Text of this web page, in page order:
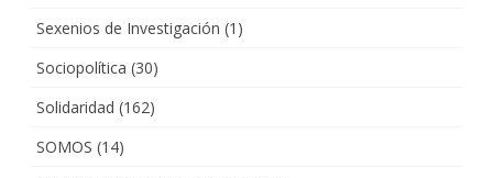
Sexenios de Investigación (1)
Sociopolítica (30)
Solidaridad (162)
SOMOS (14)